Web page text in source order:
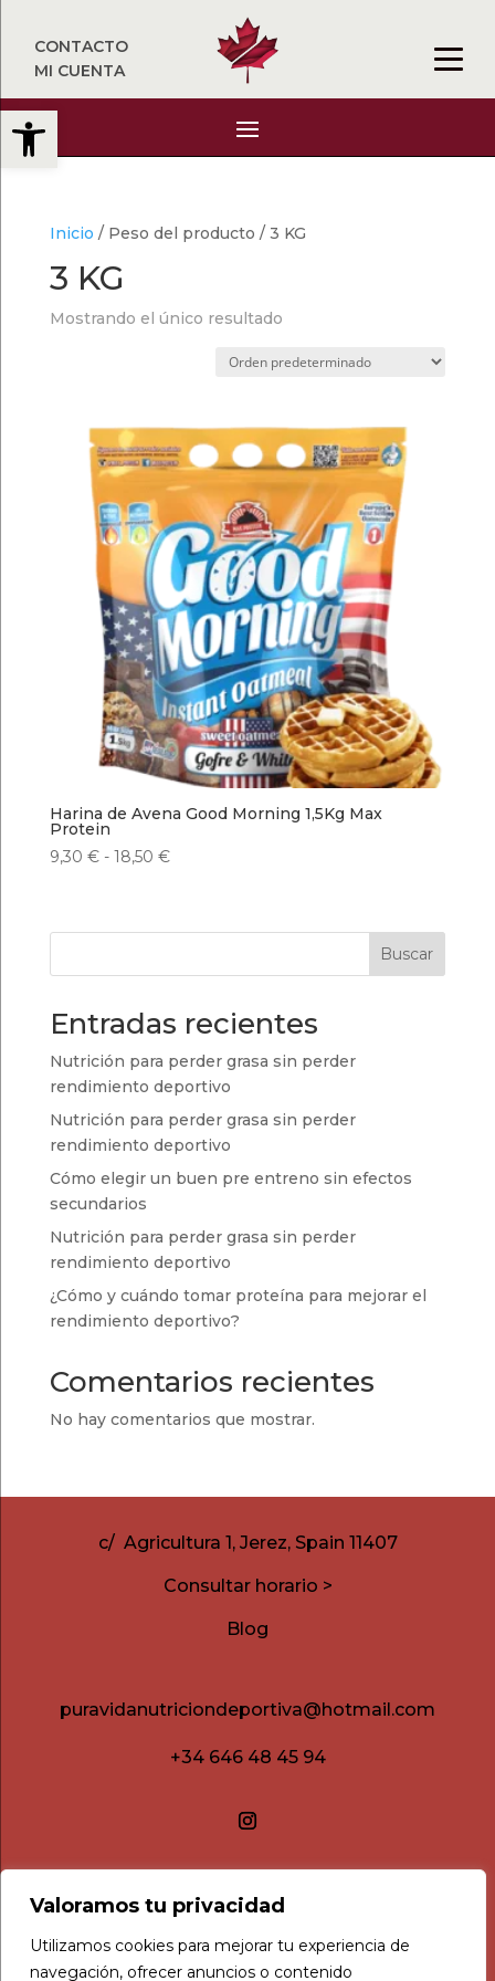
Abrir barra de herramientas
Valoramos tu privacidad
Utilizamos cookies para mejorar tu experiencia de
navegación, ofrecer anuncios o contenido
CONTACTO
MI CUENTA
Inicio / Peso del producto / 3 KG
3 KG
Mostrando el único resultado
Harina de Avena Good Morning 1,5Kg Max
Protein
9,30 € - 18,50 €Rango
desde
Buscar
Entradas recientes
Nutrición para perder grasa sin perder
rendimiento deportivo
Nutrición para perder grasa sin perder
rendimiento deportivo
Cómo elegir un buen pre entreno sin efectos
secundarios
Nutrición para perder grasa sin perder
rendimiento deportivo
¿Cómo y cuándo tomar proteína para mejorar el
rendimiento deportivo?
Comentarios recientes
No hay comentarios que mostrar.
c/ Agricultura 1, Jerez, Spain 11407
Consultar horario >
Blog
puravidanutriciondeportiva@hotmail.com
+34 646 48 45 94